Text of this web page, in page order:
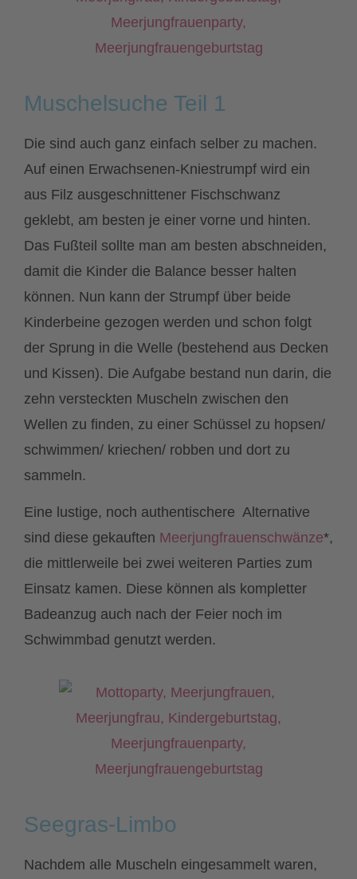
Muschelsuche Teil 1
Die sind auch ganz einfach selber zu machen.
Auf einen Erwachsenen-Kniestrumpf wird ein
aus Filz ausgeschnittener Fischschwanz
geklebt, am besten je einer vorne und hinten.
Das Fußteil sollte man am besten abschneiden,
damit die Kinder die Balance besser halten
können. Nun kann der Strumpf über beide
Kinderbeine gezogen werden und schon folgt
der Sprung in die Welle (bestehend aus Decken
und Kissen). Die Aufgabe bestand nun darin, die
zehn versteckten Muscheln zwischen den
Wellen zu finden, zu einer Schüssel zu hopsen/
schwimmen/ kriechen/ robben und dort zu
sammeln.
Eine lustige, noch authentischere Alternative
sind diese gekauften Meerjungfrauenschwänze*,
die mittlerweile bei zwei weiteren Parties zum
Einsatz kamen. Diese können als kompletter
Badeanzug auch nach der Feier noch im
Schwimmbad genutzt werden.
Seegras-Limbo
Nachdem alle Muscheln eingesammelt waren,